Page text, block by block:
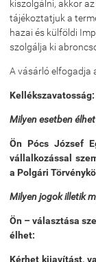
kiszolgálni, akkor
tájékoztatjuk a
hazai és külföldi
szolgálja ki
A vásárló elfogadja
Kellékszavatosság:
Milyen esetben
Ön Pócs József
vállalkozással
a Polgári
Milyen jogok illetik
Ön – választása
élhet:
Kérhet kijavítást,